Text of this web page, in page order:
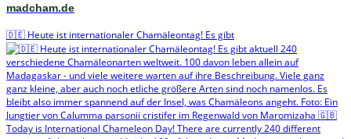
madcham.de
🇩🇪 Heute ist internationaler Chamäleontag! Es gibt